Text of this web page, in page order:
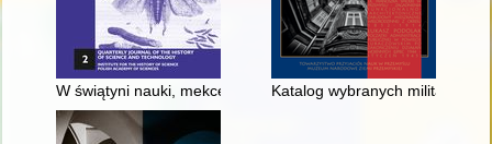
W świątyni nauki, mekce matematyków. Studia i badania
Katalog wybranych militariów